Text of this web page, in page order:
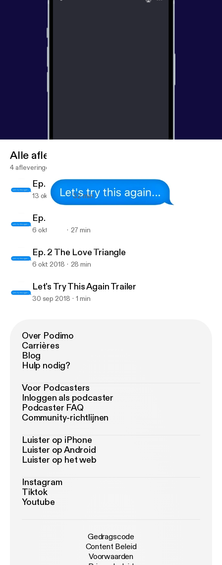
Let's Try This Again
Alle afleveringen
4 afleveringen
Ep. 3 Mother Phubber
13 okt 2018 32 min
Ep. 1 From Depressed to Best
6 okt 2018 27 min
Ep. 2 The Love Triangle
6 okt 2018 28 min
Let's Try This Again Trailer
30 sep 2018 1 min
Over Podimo
Carrières
Blog
Hulp nodig?
Voor Podcasters
Inloggen als podcaster
Podcaster FAQ
Community-richtlijnen
Luister op iPhone
Luister op Android
Luister op het web
Instagram
Tiktok
Youtube
Gedragscode
Content Beleid
Voorwaarden